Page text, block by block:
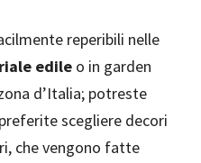
reperibili nelle
edile o in garden
d’Italia; potreste
scegliere decori
che vengono fatte